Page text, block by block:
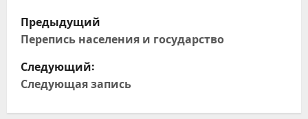
Н
а
в
Предыдущий
Перепись населения и государство
Следующий:
Следующая запись